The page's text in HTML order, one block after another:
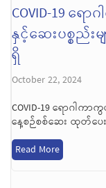
COVID-19 ရ
နှင့်ဆေးပစ္စည်း
ရှိ
October 22, 2024
COVID-19 ရောဂါက
နေ့စဉ်စစ်ဆေး ထုတ်ပေ
Read More